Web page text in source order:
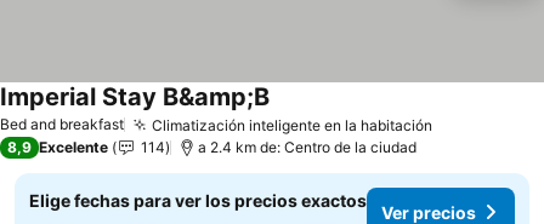
Bed and breakfast Climatización inteligente en la habitación
Imperial Stay B&amp;BVer precios
8,9 Excelente 114 a 2.4 km de: Centro de la ciudad
Elige fechas para ver los precios exactos
Ver precios